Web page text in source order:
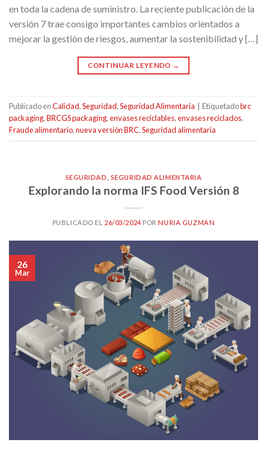
en toda la cadena de suministro. La reciente publicación de la
versión 7 trae consigo importantes cambios orientados a
mejorar la gestión de riesgos, aumentar la sostenibilidad y […]
CONTINUAR LEYENDO →
Publicado enCalidad,Seguridad,Seguridad Alimentaria Etiquetadobrc
packaging,BRCGS packaging,envases reciclables,envases reciclados,
Fraude alimentario,nueva versión BRC,Seguridad alimentaria
SEGURIDAD SEGURIDAD ALIMENTARIA
Explorando la norma IFS Food Versión 8
PUBLICADO EL 26/03/2024PORNURIA GUZMAN
26
Mar